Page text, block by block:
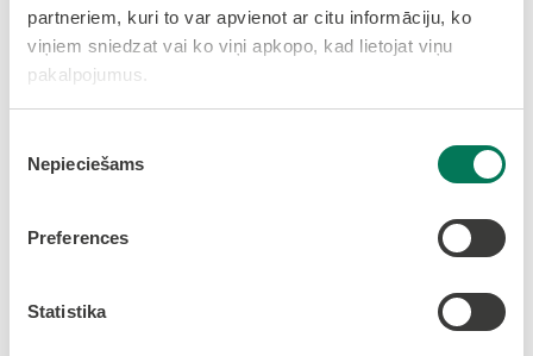
partneriem, kuri to var apvienot ar citu informāciju, ko
viņiem sniedzat vai ko viņi apkopo, kad lietojat viņu
pakalpojumus.
izvēle
Nepieciešams
Preferences
Statistika
20.Par atsavināto nekustamo īpašumu (zemes)
izslēgšanu no Olaines novada pašvaldības
bilances
apvienošanu, adreses un nekustamā īpašuma
21.1. ​​​​​​​Par nekustamo īpašumu Stūnīši Nr.53 un
apvienošanu, adreses un nekustamā īpašuma